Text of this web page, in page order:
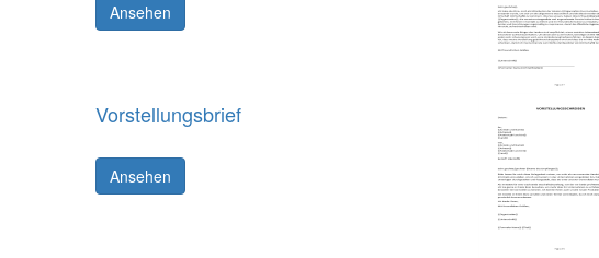
Ansehen
Vorstellungsbrief
Ansehen